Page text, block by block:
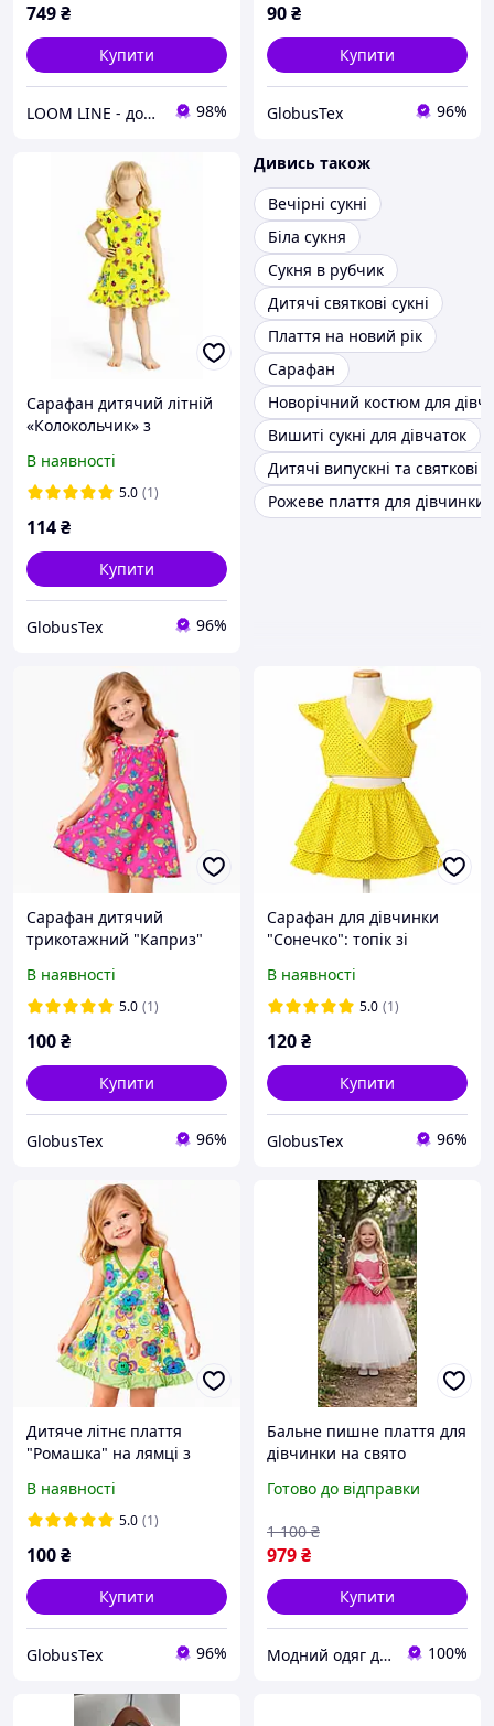
749₴
Купити
LOOM LINE - домашній одяг для всієї сім'ї 98%
90₴
Купити
GlobusTex 96%
Сарафан дитячий літній
«Колокольчик» з
кольоровий із принтом
розмір 26, зріст 80-86 на
В наявності
5.0 (1)
114₴
Купити
GlobusTex 96%
Дивись також
Вечірні сукні
Біла сукня
Сукня в рубчик
Дитячі святкові сукні
Плаття на новий рік
Сарафан
Новорічний костюм для
Вишиті сукні для дівчаток
Дитячі випускні та святкові
Рожеве плаття для дівчинки
Сарафан дитячий
трикотажний "Каприз"
100% розмір 28, зріст 98-
104 на 2-3 роки
В наявності
5.0 (1)
100₴
Купити
GlobusTex 96%
Сарафан для дівчинки
"Сонечко": топік зі
кулір із принтом бавовна
100% розмір 28 зріст 98-
В наявності
5.0 (1)
120₴
Купити
GlobusTex 96%
Дитяче літнє плаття
"Ромашка" на лямці з
кулір із принтом бавовна
100% розмір 28 зріст 98-
В наявності
5.0 (1)
100₴
Купити
GlobusTex 96%
Бальне пишне плаття для
дівчинки на свято
рожевого 110 116 122
Готово до відправки
979₴
1 100 ₴
Купити
Модний одяг для мене і крихітки 100%